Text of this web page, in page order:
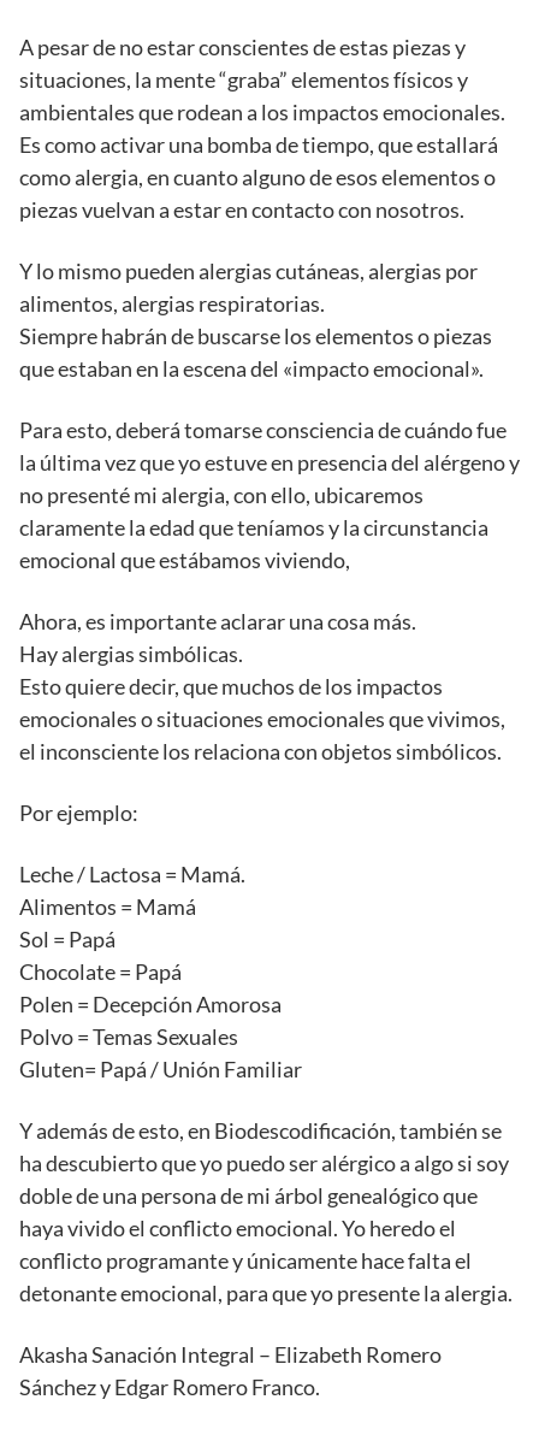
A pesar de no estar conscientes de estas piezas y
situaciones, la mente “graba” elementos físicos y
ambientales que rodean a los impactos emocionales.
Es como activar una bomba de tiempo, que estallará
como alergia, en cuanto alguno de esos elementos o
piezas vuelvan a estar en contacto con nosotros.
Y lo mismo pueden alergias cutáneas, alergias por
alimentos, alergias respiratorias.
Siempre habrán de buscarse los elementos o piezas
que estaban en la escena del «impacto emocional».
Para esto, deberá tomarse consciencia de cuándo fue
la última vez que yo estuve en presencia del alérgeno y
no presenté mi alergia, con ello, ubicaremos
claramente la edad que teníamos y la circunstancia
emocional que estábamos viviendo,
Ahora, es importante aclarar una cosa más.
Hay alergias simbólicas.
Esto quiere decir, que muchos de los impactos
emocionales o situaciones emocionales que vivimos,
el inconsciente los relaciona con objetos simbólicos.
Por ejemplo:
Leche / Lactosa = Mamá.
Alimentos = Mamá
Sol = Papá
Chocolate = Papá
Polen = Decepción Amorosa
Polvo = Temas Sexuales
Gluten= Papá / Unión Familiar
Y además de esto, en Biodescodificación, también se
ha descubierto que yo puedo ser alérgico a algo si soy
doble de una persona de mi árbol genealógico que
haya vivido el conflicto emocional. Yo heredo el
conflicto programante y únicamente hace falta el
detonante emocional, para que yo presente la alergia.
Akasha Sanación Integral – Elizabeth Romero
Sánchez y Edgar Romero Franco.